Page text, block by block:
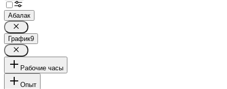
Абалак
График9
Рабочие часы
Опыт